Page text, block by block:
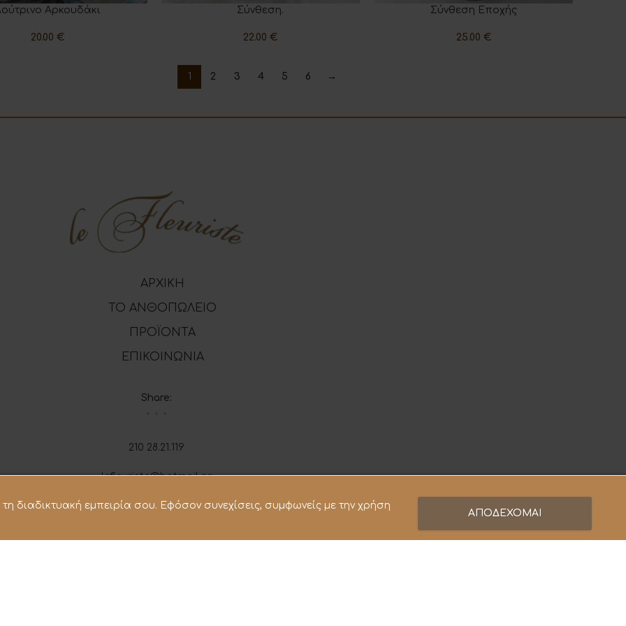
ΣΤΟ ΚΑΛΆΘΙΑρκουδάκι
20.00€
ΠΡΟΣΘΉΚΗ ΣΤΟ ΚΑΛΆΘΙ
Σύνθεση.
22.00€
ΠΡΟΣΘΉΚΗ ΣΤΟ ΚΑΛΆΘΙ
Σύνθεση Εποχής
25.00 €
1 2 3 4 5 6 →
ΑΡΧΙΚΗ
ΤΟ ΑΝΘΟΠΩΛΕΙΟ
ΠΡΟΪΟΝΤΑ
ΕΠΙΚΟΙΝΩΝΙΑ
Share:
210 28.21.119
lefleuriste@hotmail.gr
διαδικτυακή εμπειρία σου. Εφόσον συνεχίσεις, συμφωνείς με την χρήση
ΑΠΟΔΕΧΟΜΑΙ